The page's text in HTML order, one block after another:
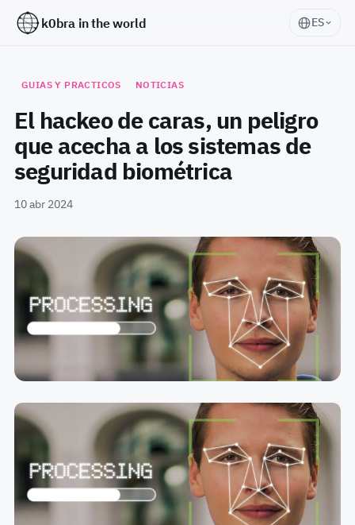
k0bra in the world ES
GUIAS Y PRACTICOS NOTICIAS
El hackeo de caras, un peligro
que acecha a los sistemas de
seguridad biométrica
10 abr 2024